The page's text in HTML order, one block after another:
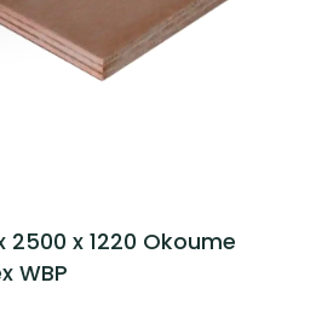
2500 x 1220 Okoume
WBP